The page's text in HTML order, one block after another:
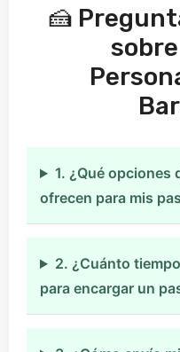
🍰
1. ¿Qué opciones
ofrecen para mis
2. ¿Cuánto
para encargar un